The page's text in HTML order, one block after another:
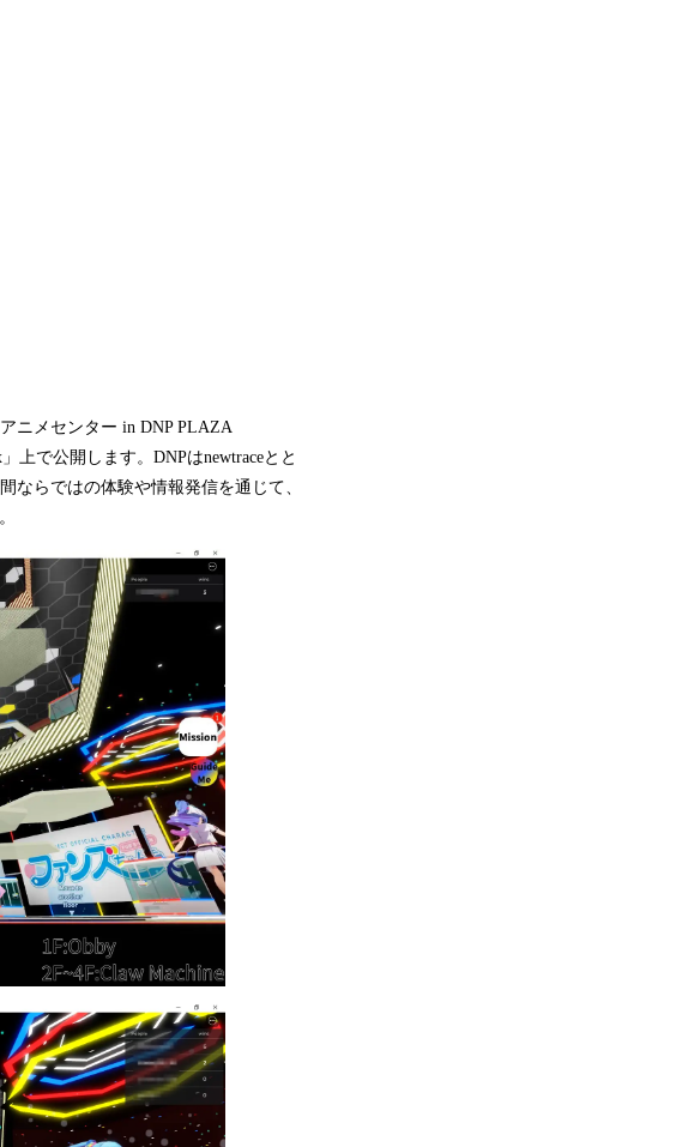
ニメセンター in DNP PLAZA
上で公開します。DNPはnewtraceとと
ならではの体験や情報発信を通じて、